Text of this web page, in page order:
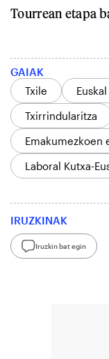
Tourrean etapa
GAIAK
Txile
Txirrindularitza
Emakumezkoen
Laboral Kutxa-
IRUZKINAK
Iruzkin bat egin